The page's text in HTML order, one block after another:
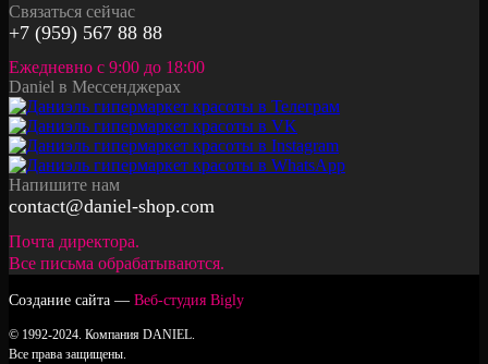
Связаться сейчас
+7 (959) 567 88 88
Ежедневно с 9:00 до 18:00
Daniel в Мессенджерах
Напишите нам
contact@daniel-shop.com
Почта директора.
Все письма обрабатываются.
Создание сайта — Веб-студия Bigly
© 1992-2024. Компания DANIEL.
Все права защищены.